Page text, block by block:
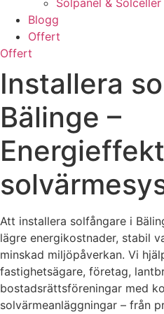
Solpanel &
Blogg
Offert
Offert
Installera
Bälinge –
Att installera solfångare i
lägre energikostnader, stabil
minskad miljöpåverkan. Vi
fastighetsägare, företag,
bostadsrättsföreningar med
solvärmeanläggningar – från